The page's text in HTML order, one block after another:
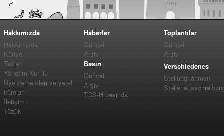
Hakkımızda
Hakkımızda
Künye
Tezler
Yönetim Kurulu
Üye dernerkleri ve yerel
büroları
İletişim
Tüzük
Haberler
Güncel
Arşiv
Basın
Güncel
Arşiv
TGS-H basında
Toplantılar
Güncel
Arşiv
Verschiedenes
Stellungnahmen